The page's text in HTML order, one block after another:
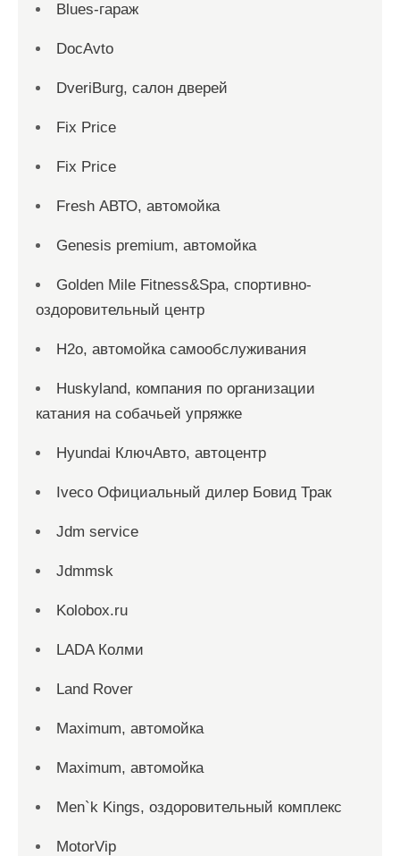
Blues-гараж
DocAvto
DveriBurg, салон дверей
Fix Price
Fix Price
Fresh АВТО, автомойка
Genesis premium, автомойка
Golden Mile Fitness&Spa, спортивно-
оздоровительный центр
H2o, автомойка самообслуживания
Huskyland, компания по организации
катания на собачьей упряжке
Hyundai КлючАвто, автоцентр
Iveco Официальный дилер Бовид Трак
Jdm service
Jdmmsk
Kolobox.ru
LADA Колми
Land Rover
Maximum, автомойка
Maximum, автомойка
Men`k Kings, оздоровительный комплекс
MotorVip